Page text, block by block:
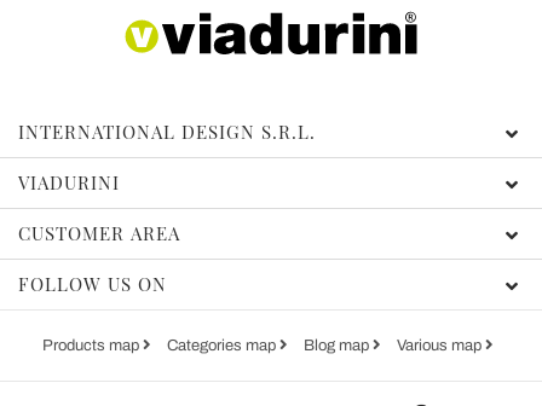
INTERNATIONAL DESIGN S.R.L.
VIADURINI
CUSTOMER AREA
FOLLOW US ON
Products map Categories map Blog map Various map